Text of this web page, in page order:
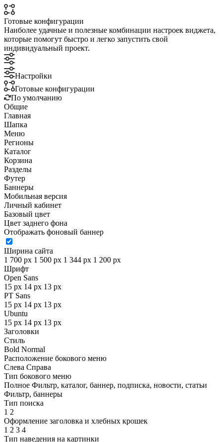
Готовые конфигурации
Наиболее удачные и полезные комбинации настроек виджета,
которые помогут быстро и легко запустить свой
индивидуальный проект.
Настройки
Готовые конфигурации
По умолчанию
Общие
Главная
Шапка
Меню
Регионы
Каталог
Корзина
Разделы
Футер
Баннеры
Мобильная версия
Личный кабинет
Базовый цвет
Цвет заднего фона
Отображать фоновый баннер
Ширина сайта
1 700 px 1 500 px 1 344 px 1 200 px
Шрифт
Open Sans
15 px 14 px 13 px
PT Sans
15 px 14 px 13 px
Ubuntu
15 px 14 px 13 px
Заголовки
Стиль
Bold Normal
Расположение бокового меню
Слева Справа
Тип бокового меню
Полное Фильтр, каталог, баннер, подписка, новости, статьи
Фильтр, баннеры
Тип поиска
1 2
Оформление заголовка и хлебных крошек
1 2 3 4
Тип наведения на картинки